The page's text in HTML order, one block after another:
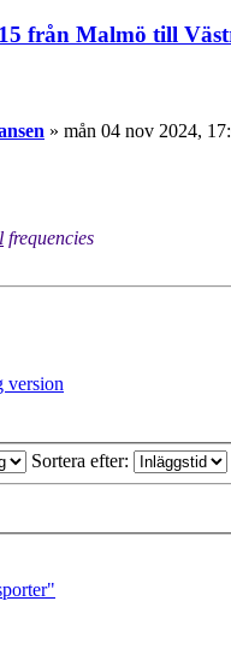
från Malmö till
» mån 04 nov 2024,
frequencies
version
Sortera efter: